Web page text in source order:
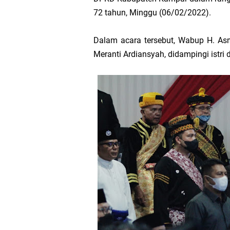
Hak DBH
Bupati Asmar
Audiensi
Feni Utami
Camat Pulau
DPP PKB
Hari Bhakti
Pelepasan
72 tahun, Minggu (06/02/2022).
Dalam acara tersebut, Wabup H.
Meranti Ardiansyah, didampingi istri